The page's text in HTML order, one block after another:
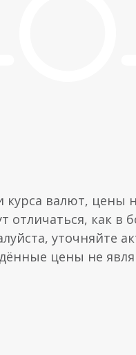
курса валют, цены
отличаться, как в
уточняйте
цены не